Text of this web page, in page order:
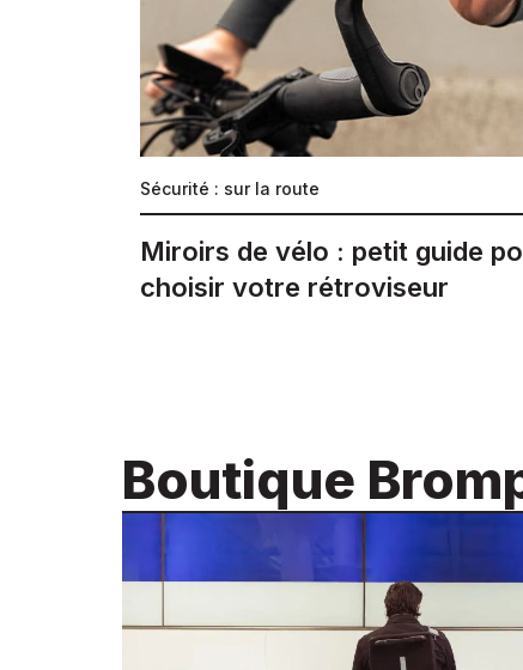
Sécurité : sur la route
Miroirs de vélo : petit guide
choisir votre rétroviseur
Boutique